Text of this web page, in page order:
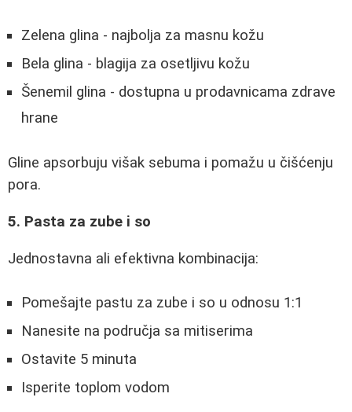
Zelena glina - najbolja za masnu kožu
Bela glina - blagija za osetljivu kožu
Šenemil glina - dostupna u prodavnicama zdrave
hrane
Gline apsorbuju višak sebuma i pomažu u čišćenju
pora.
5. Pasta za zube i so
Jednostavna ali efektivna kombinacija:
Pomešajte pastu za zube i so u odnosu 1:1
Nanesite na područja sa mitiserima
Ostavite 5 minuta
Isperite toplom vodom